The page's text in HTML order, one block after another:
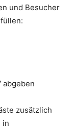
und Besucher
abgeben
zusätzlich
in